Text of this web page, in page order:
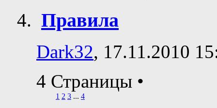
Правила
Dark32, 17.11.2010
4 Страницы •
1 2 3 ... 4